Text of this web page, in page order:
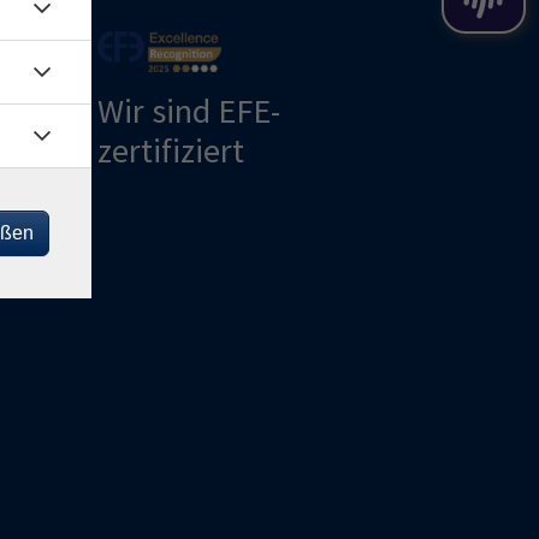
Wir sind EFE-
zertifiziert